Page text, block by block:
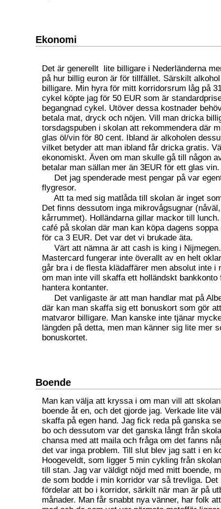
Ekonomi
Det är generellt lite billigare i Nederländerna
på hur billig euron är för tillfället. Särskilt
billigare. Min hyra för mitt korridorsrum låg på
cykel köpte jag för 50 EUR som är
begangnad cykel. Utöver dessa kostnader
betala mat, dryck och nöjen. Vill man dricka
torsdagspuben i skolan att rekommendera där
glas öl/vin för 80 cent. Ibland är alkoholen
vilket betyder att man ibland får dricka gratis.
ekonomiskt. Även om man skulle gå till någon
betalar man sällan mer än 3EUR för ett glas vin.
Det jag spenderade mest pengar på var
flygresor.
Att ta med sig matlåda till skolan är inget
Det finns dessutom inga mikrovågsugnar
kårrummet). Holländarna gillar mackor till
café på skolan där man kan köpa dagens
för ca 3 EUR. Det var det vi brukade äta.
Värt att nämna är att cash is king i
Mastercard fungerar inte överallt av en helt
går bra i de flesta klädaffärer men absolut inte i
om man inte vill skaffa ett holländskt bankkonto
hantera kontanter.
Det vanligaste är att man handlar mat på
där kan man skaffa sig ett bonuskort som gör
matvaror billigare. Man kanske inte tjänar
längden på detta, men man känner sig lite mer
bonuskortet.
Boende
Man kan välja att kryssa i om man vill att
boende åt en, och det gjorde jag. Verkade lite
skaffa på egen hand. Jag fick reda på ganska
bo och dessutom var det ganska långt från
chansa med att maila och fråga om det fanns
det var inga problem. Till slut blev jag satt i en
Hoogeveldt, som ligger 5 min cykling från
till stan. Jag var väldigt nöjd med mitt boende,
de som bodde i min korridor var så trevliga. Det
fördelar att bo i korridor, särkilt när man är på
månader. Man får snabbt nya vänner, har folk